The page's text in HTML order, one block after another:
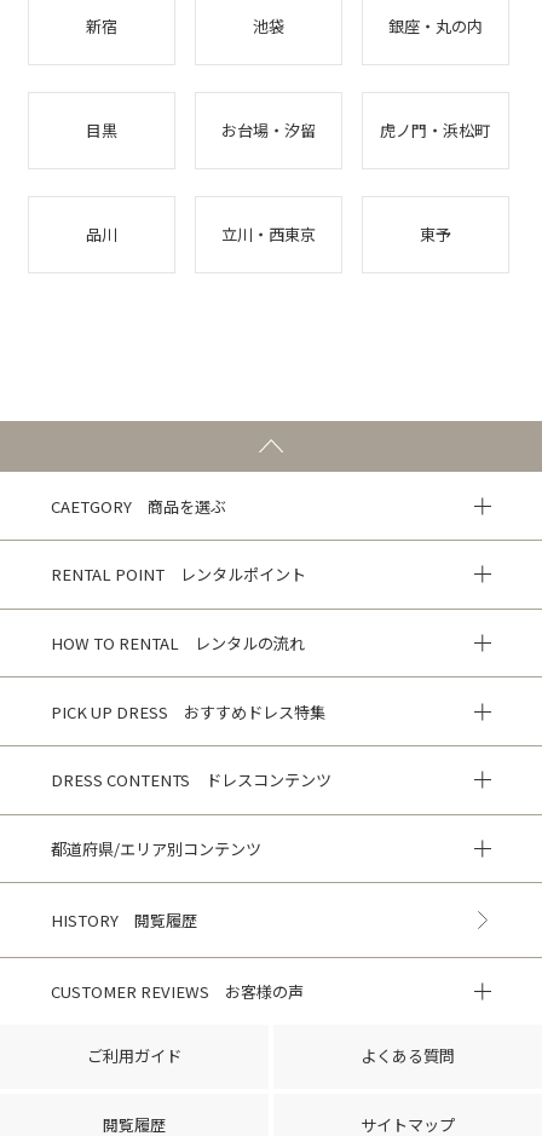
新宿 池袋 銀座・丸の内
目黒 お台場・汐留 虎ノ門・浜松町
品川 立川・西東京 東予
CAETGORY 商品を選ぶ
RENTAL POINT レンタルポイント
HOW TO RENTAL レンタルの流れ
PICK UP DRESS おすすめドレス特集
DRESS CONTENTS ドレスコンテンツ
都道府県/エリア別コンテンツ
HISTORY 閲覧履歴
CUSTOMER REVIEWS お客様の声
ご利用ガイド よくある質問
閲覧履歴 サイトマップ